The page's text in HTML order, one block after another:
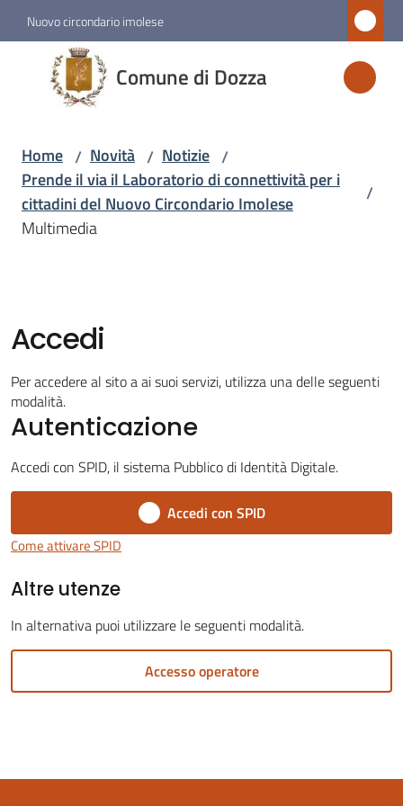
Vai al contenuto
Vai alla navigazione
Vai al footer
Nuovo circondario imolese
Comune di Dozza
Comune
di
Dozza
Amministrazione
Vivere
Dozza
on-
Tutti
Home / Novità / Notizie /
Prende il via il Laboratorio di connettività per i
cittadini del Nuovo Circondario Imolese
/
Multimedia
Accedi
Per accedere al sito a ai suoi servizi, utilizza una delle seguenti
modalità.
Autenticazione
Accedi con SPID, il sistema Pubblico di Identità Digitale.
Accedi con SPID
Come attivare SPID
Altre utenze
In alternativa puoi utilizzare le seguenti modalità.
Accesso operatore